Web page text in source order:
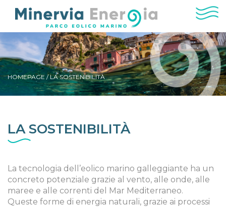
HOMEPAGE / LA SOSTENIBILITÀ
LA SOSTENIBILITÀ
La tecnologia dell’eolico marino galleggiante ha un
concreto potenziale grazie al vento, alle onde, alle
maree e alle correnti del Mar Mediterraneo.
Queste forme di energia naturali, grazie ai processi